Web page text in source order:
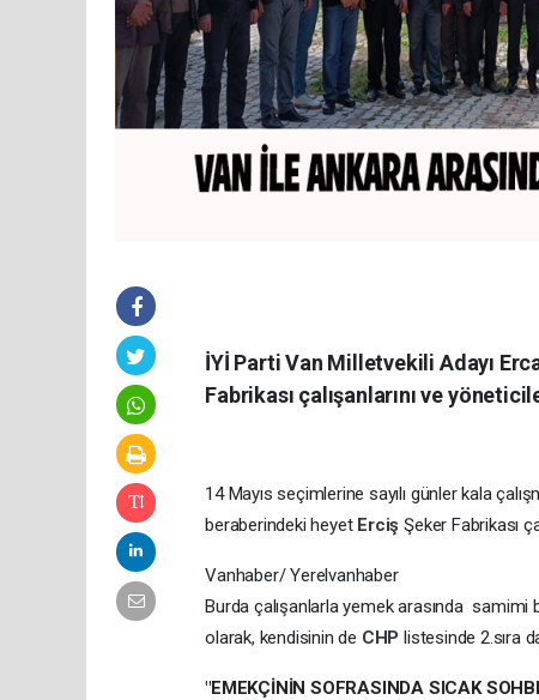
İYİ Parti Van Milletvekili Adayı
Fabrikası çalışanlarını ve
14 Mayıs seçimlerine sayılı günler kala
beraberindeki heyet ErcişŞeker Fabrikası
Vanhaber/ Yerelvanhaber
Burda çalışanlarla yemek arasında samimi
olarak, kendisinin de CHPlistesinde 2.sıra
"EMEKÇİNİN SOFRASINDA SICAK